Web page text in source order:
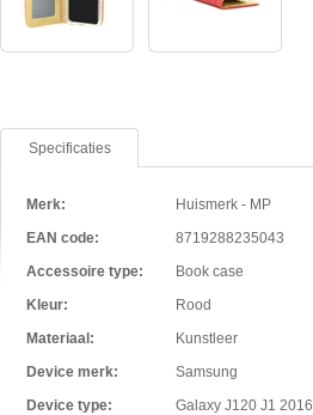
Specificaties
Merk:
Huismerk - MP
EAN code:
8719288235043
Accessoire type:
Book case
Kleur:
Rood
Materiaal:
Kunstleer
Device merk:
Samsung
Device type:
Galaxy J120 J1 2016